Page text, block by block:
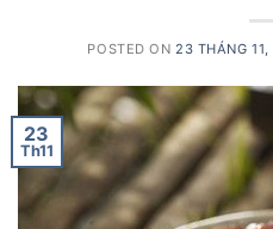
POSTED ON 23 THÁNG
23
Th11